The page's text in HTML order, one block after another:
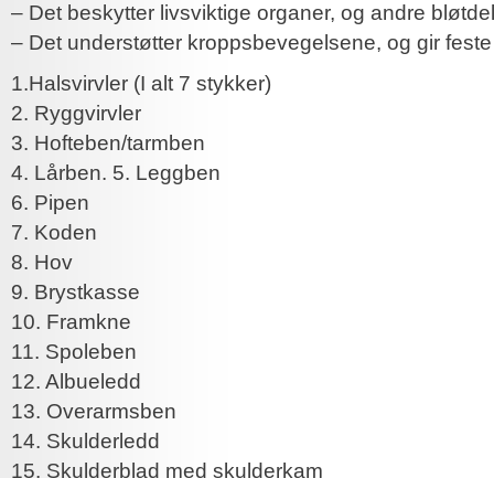
– Det beskytter livsviktige organer, og andre
– Det understøtter kroppsbevegelsene, og gir
1.Halsvirvler (I alt 7 stykker)
2. Ryggvirvler
3. Hofteben/tarmben
4. Lårben. 5. Leggben
6. Pipen
7. Koden
8. Hov
9. Brystkasse
10. Framkne
11. Spoleben
12. Albueledd
13. Overarmsben
14. Skulderledd
15. Skulderblad med skulderkam